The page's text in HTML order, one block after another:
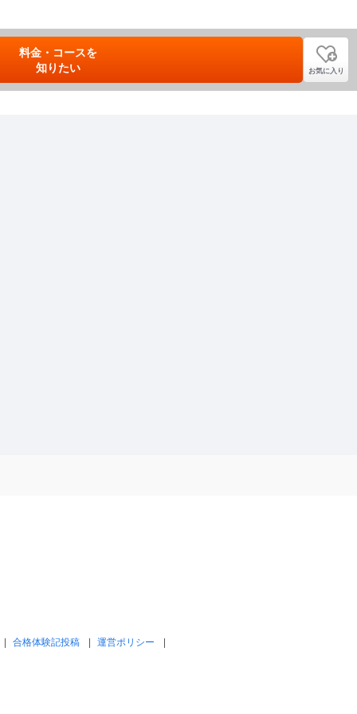
料金・コースを
知りたい
お気に入り
合格体験記投稿 運営ポリシー